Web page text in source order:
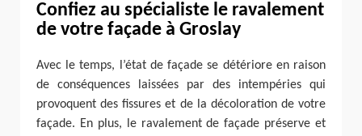
Confiez au spécialiste le ravalement
de votre façade à Groslay
Avec le temps, l’état de façade se détériore en raison
de conséquences laissées par des intempéries qui
provoquent des fissures et de la décoloration de votre
façade. En plus, le ravalement de façade préserve et